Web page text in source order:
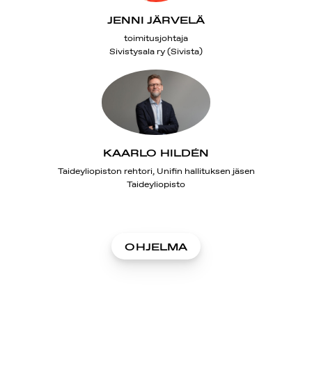
JENNI JÄRVELÄ
toimitusjohtaja
Sivistysala ry (Sivista)
KAARLO HILDÉN
Taideyliopiston rehtori, Unifin hallituksen jäsen
Taideyliopisto
OHJELMA